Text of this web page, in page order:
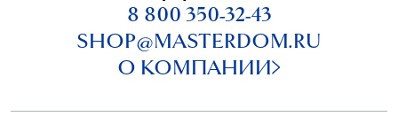
8 800 350-32-43
SHOP@MASTERDOM.RU
О КОМПАНИИ